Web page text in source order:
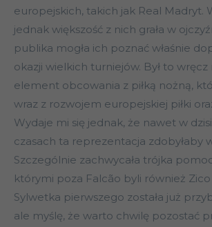
europejskich, takich jak Real Madryt.
jednak większość z nich grała w
publika mogła ich poznać właśnie
okazji wielkich turniejów. Był to
element obcowania z piłką nożną,
wraz z rozwojem europejskiej piłki
Wydaje mi się jednak, że nawet w
czasach ta reprezentacja zdobyłaby
Szczególnie zachwycała trójka
którymi poza Falcão byli również Zico
Sylwetka pierwszego została już
ale myślę, że warto chwilę pozostać